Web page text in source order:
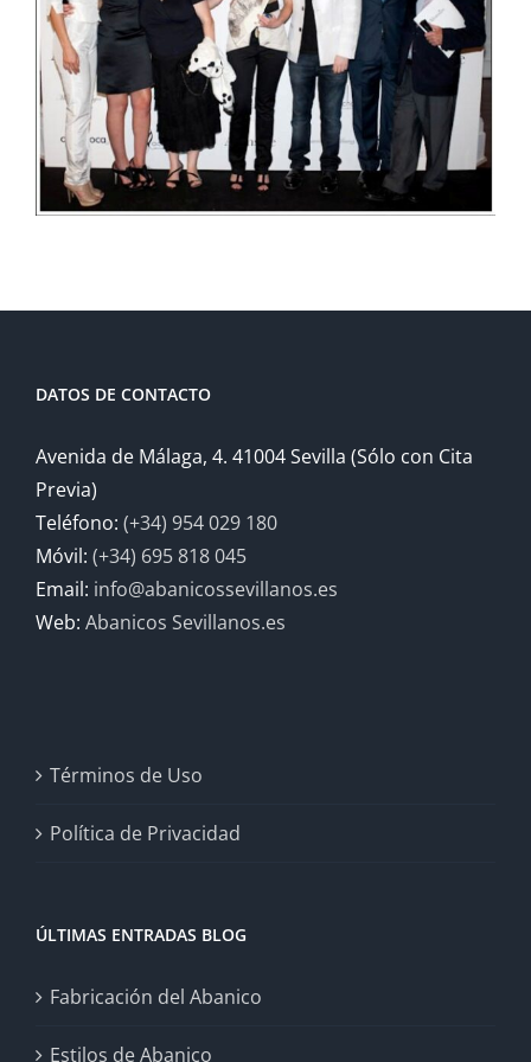
DATOS DE CONTACTO
Avenida de Málaga, 4. 41004 Sevilla (Sólo con Cita
Previa)
Teléfono: (+34) 954 029 180
Móvil: (+34) 695 818 045
Email: info@abanicossevillanos.es
Web: Abanicos Sevillanos.es
Términos de Uso
Política de Privacidad
ÚLTIMAS ENTRADAS BLOG
Fabricación del Abanico
Estilos de Abanico